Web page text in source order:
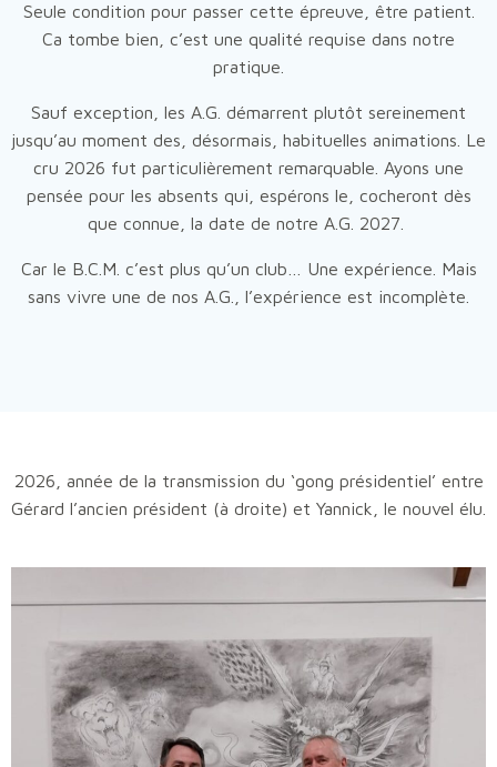
Seule condition pour passer cette épreuve, être patient.
Ca tombe bien, c’est une qualité requise dans notre
pratique.
Sauf exception, les A.G. démarrent plutôt sereinement
jusqu’au moment des, désormais, habituelles animations. Le
cru 2026 fut particulièrement remarquable. Ayons une
pensée pour les absents qui, espérons le, cocheront dès
que connue, la date de notre A.G. 2027.
Car le B.C.M. c’est plus qu’un club… Une expérience. Mais
sans vivre une de nos A.G., l’expérience est incomplète.
2026, année de la transmission du ‘gong présidentiel’ entre
Gérard l’ancien président (à droite) et Yannick, le nouvel élu.